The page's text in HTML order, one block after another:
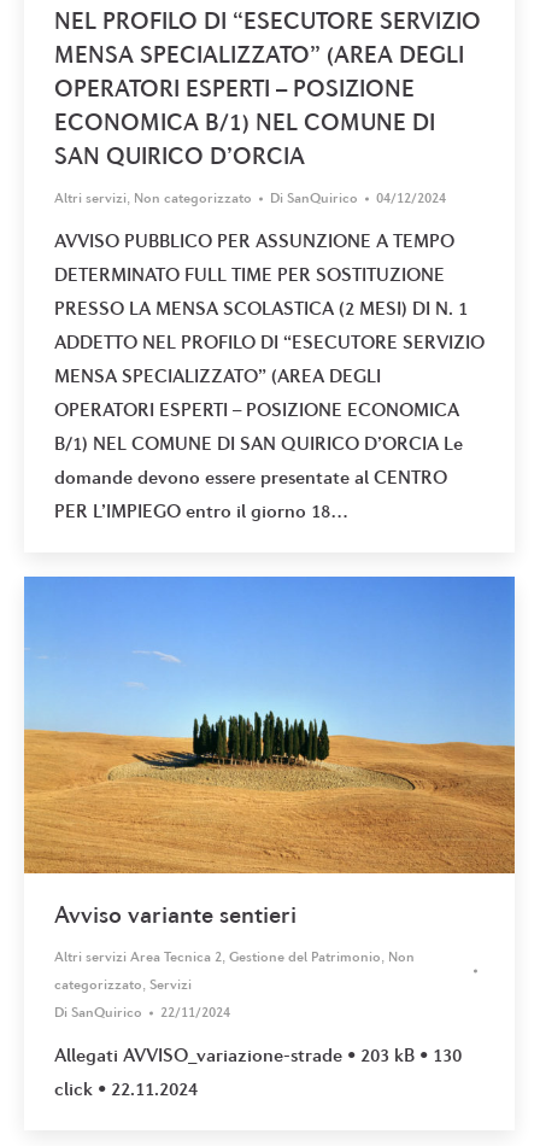
NEL PROFILO DI “ESECUTORE SERVIZIO
MENSA SPECIALIZZATO” (AREA DEGLI
OPERATORI ESPERTI – POSIZIONE
ECONOMICA B/1) NEL COMUNE DI
SAN QUIRICO D’ORCIA
Altri servizi, Non categorizzato Di SanQuirico 04/12/2024
AVVISO PUBBLICO PER ASSUNZIONE A TEMPO
DETERMINATO FULL TIME PER SOSTITUZIONE
PRESSO LA MENSA SCOLASTICA (2 MESI) DI N. 1
ADDETTO NEL PROFILO DI “ESECUTORE SERVIZIO
MENSA SPECIALIZZATO” (AREA DEGLI
OPERATORI ESPERTI – POSIZIONE ECONOMICA
B/1) NEL COMUNE DI SAN QUIRICO D’ORCIA Le
domande devono essere presentate al CENTRO
PER L’IMPIEGO entro il giorno 18…
Avviso variante sentieri
Altri servizi Area Tecnica 2, Gestione del Patrimonio, Non
categorizzato, Servizi
Di SanQuirico 22/11/2024
Allegati AVVISO_variazione-strade • 203 kB • 130
click • 22.11.2024